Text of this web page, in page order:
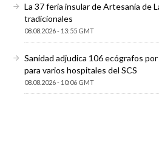
La 37 feria insular de Artesanía de
tradicionales
08.08.2026 - 13:55 GMT
Sanidad adjudica 106 ecógrafos
para varios hospitales del SCS
08.08.2026 - 10:06 GMT